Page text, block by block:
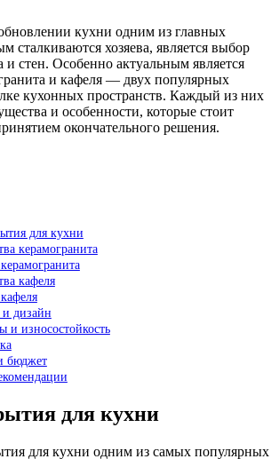
кухни одним из главных
сталкиваются хозяева, является выбор
и стен. Особенно актуальным является
и кафеля — двух популярных
кухонных пространств. Каждый из них
и особенности, которые стоит
окончательного решения.
для кухни
керамогранита
кафеля
дизайн
и износостойкость
бюджет
для кухни
для кухни одним из самых популярных